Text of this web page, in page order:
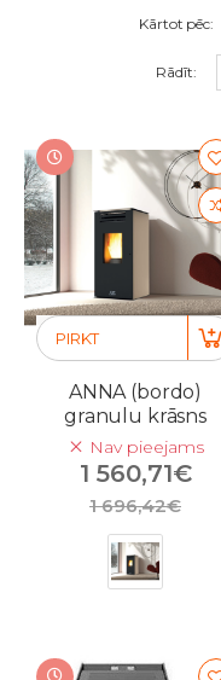
Kārtot pēc:
Rādīt:
PIRKT
ANNA (bordo)
granulu krāsns
Nav pieejams
1 560,71€
1 696,42€